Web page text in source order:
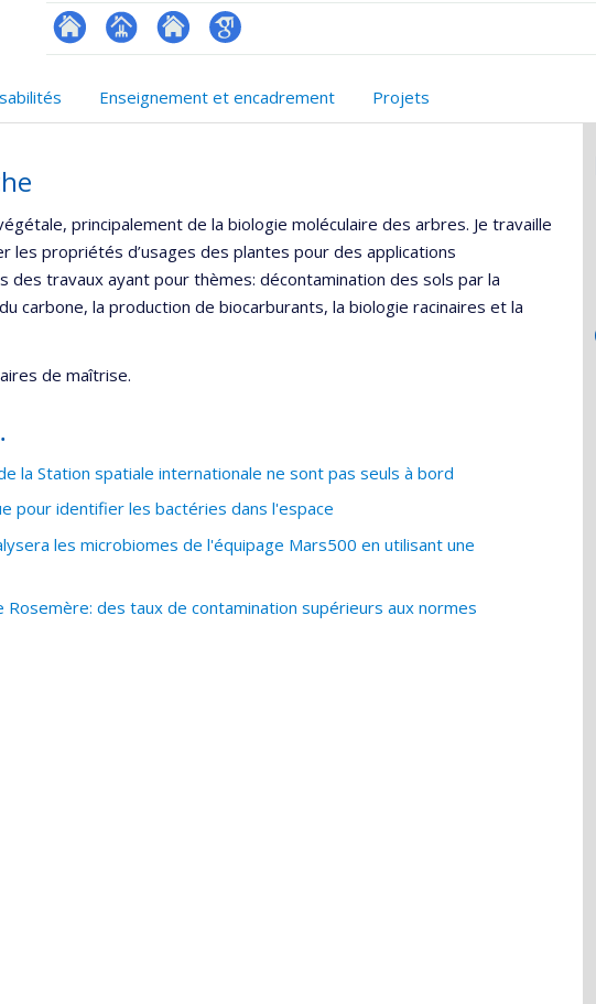
ResearchGate
Page
(faculté,département,école)
Site
Google
Enseignement et encadrement Projets
principalement de la biologie moléculaire des arbres. Je travaille
les propriétés d’usages des plantes pour des applications
des travaux ayant pour thèmes: décontamination des sols par la
carbone, la production de biocarburants, la biologie racinaires et la
de maîtrise.
la Station spatiale internationale ne sont pas seuls à bord
pour identifier les bactéries dans l'espace
les microbiomes de l'équipage Mars500 en utilisant une
des taux de contamination supérieurs aux normes